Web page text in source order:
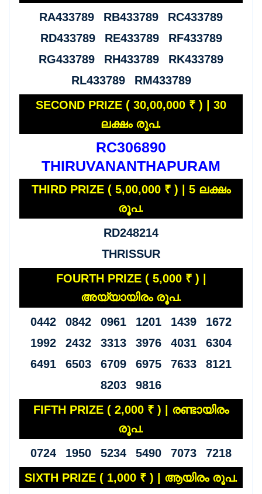
RA433789 RB433789 RC433789
RD433789 RE433789 RF433789
RG433789 RH433789 RK433789
RL433789 RM433789
SECOND PRIZE ( 30,00,000 ₹ ) | 30
ലക്ഷം രൂപ.
RC306890
THIRUVANANTHAPURAM
THIRD PRIZE ( 5,00,000 ₹ ) | 5 ലക്ഷം
രൂപ.
RD248214
THRISSUR
FOURTH PRIZE ( 5,000 ₹ ) |
അയ്യായിരം രൂപ.
0442 0842 0961 1201 1439 1672
1992 2432 3313 3976 4031 6304
6491 6503 6709 6975 7633 8121
8203 9816
FIFTH PRIZE ( 2,000 ₹ ) | രണ്ടായിരം
രൂപ.
0724 1950 5234 5490 7073 7218
SIXTH PRIZE ( 1,000 ₹ ) | ആയിരം രൂപ.